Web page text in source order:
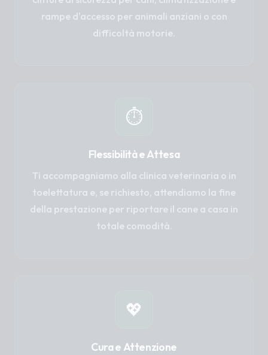
rampe d'accesso per animali anziani o con
difficoltà motorie.
⏱️
Flessibilità e Attesa
Ti accompagniamo alla clinica veterinaria o in
toelettatura e, se richiesto, attendiamo la fine
della prestazione per riportare il cane a casa in
totale comodità.
💖
Cura e Attenzione